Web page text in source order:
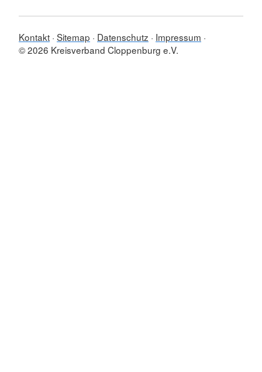
Kontakt Sitemap Datenschutz
Impressum
© 2026 Kreisverband Cloppenburg e.V.